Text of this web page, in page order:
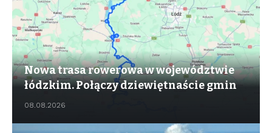
Nowa trasa rowerowa w województwie
łódzkim. Połączy dziewiętnaście gmin
08.08.2026